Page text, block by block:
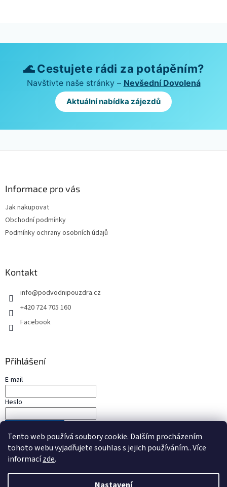
Tento web používá soubory cookie. Dalším procházením
tohoto webu vyjadřujete souhlas s jejich používáním.. Více
informacízde.
🌊 Cestujete rádi za potápěním?
Navštivte naše stránky – Nevšední Dovolená
Aktuální nabídka zájezdů
Informace pro vás
Jak nakupovat
Obchodní podmínky
Podmínky ochrany osobních údajů
Kontakt
info@podvodnipouzdra.cz
+420 724 705 160
Facebook
Přihlášení
E-mail
Heslo
Nová registrace Zapomenuté heslo